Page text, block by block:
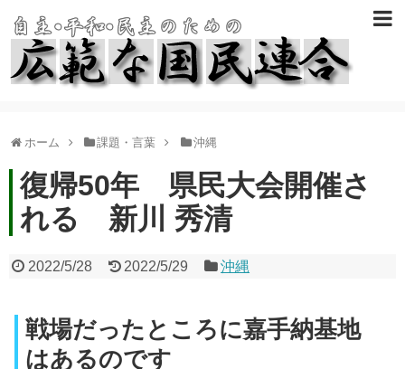
ホーム 課題・言葉 沖縄
復帰50年 県民大会開催さ
れる 新川 秀清
2022/5/28 2022/5/29 沖縄
戦場だったところに嘉手納基地
はあるのです